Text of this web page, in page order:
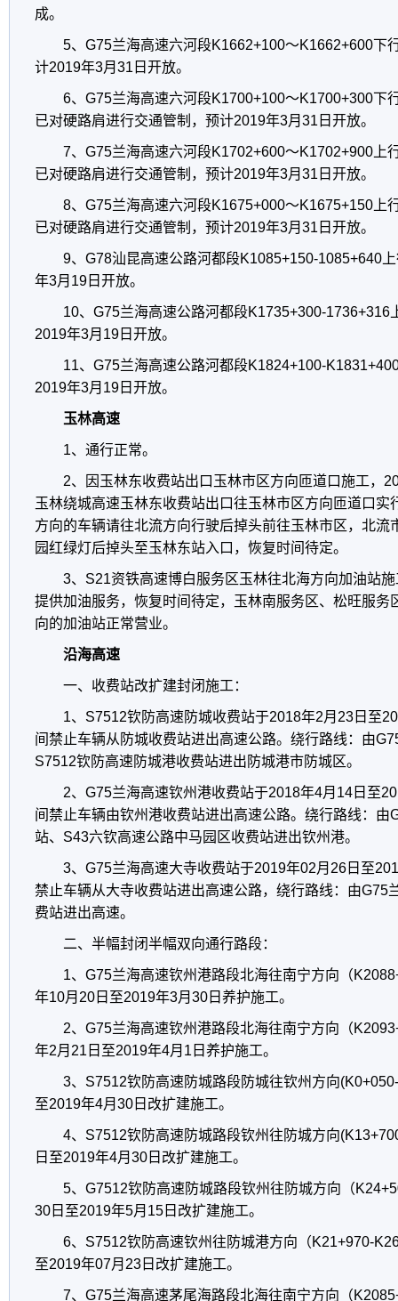
成。
5、G75兰海高速六河段K1662+100～K1662+600下
计2019年3月31日开放。
6、G75兰海高速六河段K1700+100～K1700+300下
已对硬路肩进行交通管制，预计2019年3月31日开放。
7、G75兰海高速六河段K1702+600～K1702+900上
已对硬路肩进行交通管制，预计2019年3月31日开放。
8、G75兰海高速六河段K1675+000～K1675+150上
已对硬路肩进行交通管制，预计2019年3月31日开放。
9、G78汕昆高速公路河都段K1085+150-1085+640
年3月19日开放。
10、G75兰海高速公路河都段K1735+300-1736+316
2019年3月19日开放。
11、G75兰海高速公路河都段K1824+100-
2019年3月19日开放。
玉林高速
1、通行正常。
2、因玉林东收费站出口玉林市区方向匝道口施工，
玉林绕城高速玉林东收费站出口往玉林市区方向匝道口实
方向的车辆请往北流方向行驶后掉头前往玉林市区，北流
园红绿灯后掉头至玉林东站入口，恢复时间待定。
3、S21资铁高速博白服务区玉林往北海方向加油站
提供加油服务，恢复时间待定，玉林南服务区、松旺服务
向的加油站正常营业。
沿海高速
一、收费站改扩建封闭施工：
1、S7512钦防高速防城收费站于2018年2月23日至
间禁止车辆从防城收费站进出高速公路。绕行路线：由
S7512钦防高速防城港收费站进出防城港市防城区。
2、G75兰海高速钦州港收费站于2018年4月14日至
间禁止车辆由钦州港收费站进出高速公路。绕行路线：由
站、S43六钦高速公路中马园区收费站进出钦州港。
3、G75兰海高速大寺收费站于2019年02月26日至
禁止车辆从大寺收费站进出高速公路，绕行路线：由G75
费站进出高速。
二、半幅封闭半幅双向通行路段：
1、G75兰海高速钦州港路段北海往南宁方向（
年10月20日至2019年3月30日养护施工。
2、G75兰海高速钦州港路段北海往南宁方向（
年2月21日至2019年4月1日养护施工。
3、S7512钦防高速防城路段防城往钦州方向
至2019年4月30日改扩建施工。
4、S7512钦防高速防城路段钦州往防城方向
日至2019年4月30日改扩建施工。
5、G7512钦防高速防城路段钦州往防城方向（
30日至2019年5月15日改扩建施工。
6、S7512钦防高速钦州往防城港方向（K21+970-
至2019年07月23日改扩建施工。
7、G75兰海高速茅尾海路段北海往南宁方向（